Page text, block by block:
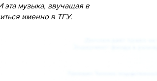
эта музыка, звучащая в
именно в ТГУ.